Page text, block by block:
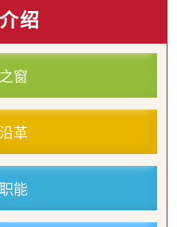
绍
窗
革
能